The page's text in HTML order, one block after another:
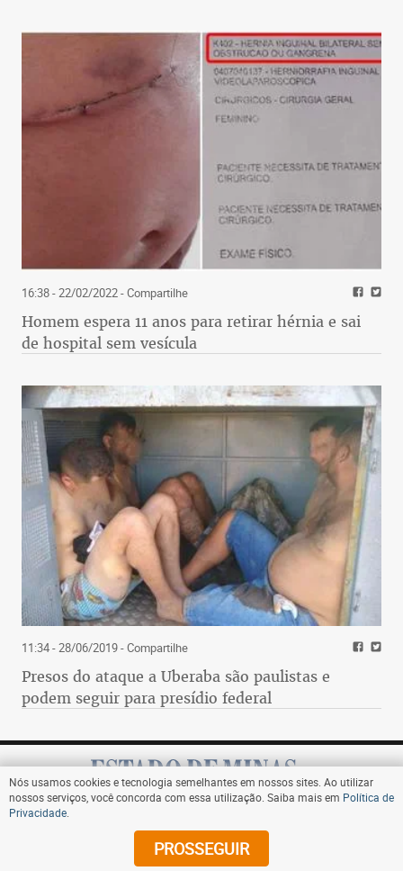
Nós usamos cookies e tecnologia semelhantes em nossos sites. Ao utilizar
nossos serviços, você concorda com essa utilização. Saiba mais em Política de
Privacidade
PROSSEGUIR
16:38 - 22/02/2022- Compartilhe
Homem espera 11 anos para retirar hérnia e sai
de hospital sem vesícula
11:34 - 28/06/2019- Compartilhe
Presos do ataque a Uberaba são paulistas e
podem seguir para presídio federal
Assine